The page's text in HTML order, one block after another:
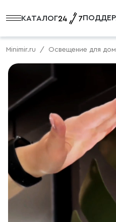
КАТАЛОГ
Minimir.ru Освещение для